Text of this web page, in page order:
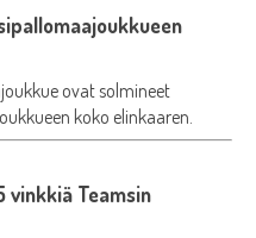
ovat solmineet
koko elinkaaren.
Teamsin